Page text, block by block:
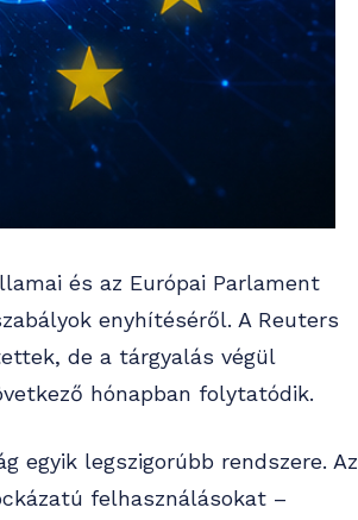
és az Európai Parlament
enyhítéséről. A Reuters
de a tárgyalás végül
hónapban folytatódik.
egyik legszigorúbb rendszere. Az
felhasználásokat –